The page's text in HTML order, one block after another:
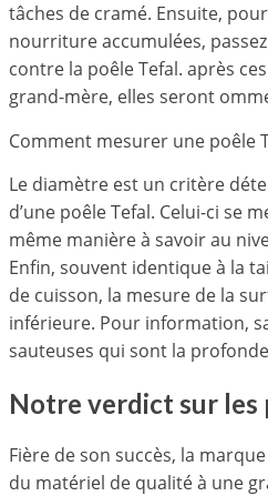
tâches de cramé. Ensuite,
nourriture accumulées,
contre la poêle Tefal. après
grand-mère, elles seront
Comment mesurer une poêle
Le diamètre est un critère
d’une poêle Tefal. Celui-ci se
même manière à savoir au
Enfin, souvent identique à la
de cuisson, la mesure de la
inférieure. Pour information,
sauteuses qui sont la
Notre verdict sur les
Fière de son succès, la
du matériel de qualité à une